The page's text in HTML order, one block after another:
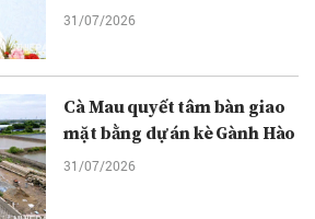
31/07/2026
Cà Mau quyết tâm bàn giao
mặt bằng dự án kè Gành Hào
31/07/2026